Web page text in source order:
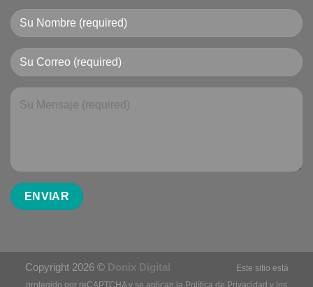
Copyright 2026 © Donix Digital
Este sitio está